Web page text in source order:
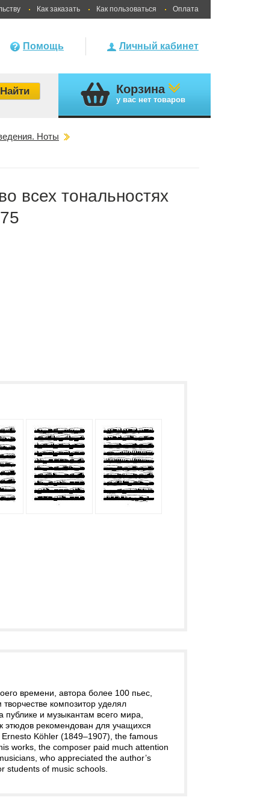
Как заказать Как пользоваться Оплата
Личный кабинет
Помощь
Корзина
у вас нет товаров
Ноты
всех тональностях
времени, автора более 100 пьес,
композитор уделял
и музыкантам всего мира,
рекомендован для учащихся
Köhler (1849–1907), the famous
works, the composer paid much attention
who appreciated the author’s
students of music schools.